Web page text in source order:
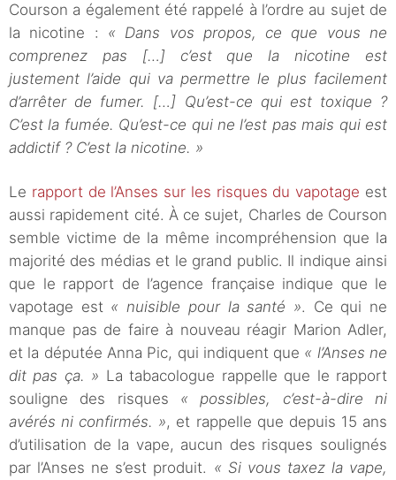
Courson a également été rappelé à l’ordre au sujet de
la nicotine : « Dans vos propos, ce que vous ne
comprenez pas […] c’est que la nicotine est
justement l’aide qui va permettre le plus facilement
d’arrêter de fumer. […] Qu’est-ce qui est toxique ?
C’est la fumée. Qu’est-ce qui ne l’est pas mais qui est
addictif ? C’est la nicotine. »
Le rapport de l’Anses sur les risques du vapotage est
aussi rapidement cité. À ce sujet, Charles de Courson
semble victime de la même incompréhension que la
majorité des médias et le grand public. Il indique ainsi
que le rapport de l’agence française indique que le
vapotage est « nuisible pour la santé ». Ce qui ne
manque pas de faire à nouveau réagir Marion Adler,
et la députée Anna Pic, qui indiquent que « l’Anses ne
dit pas ça. » La tabacologue rappelle que le rapport
souligne des risques « possibles, c’est-à-dire ni
avérés ni confirmés. », et rappelle que depuis 15 ans
d’utilisation de la vape, aucun des risques soulignés
par l’Anses ne s’est produit. « Si vous taxez la vape,